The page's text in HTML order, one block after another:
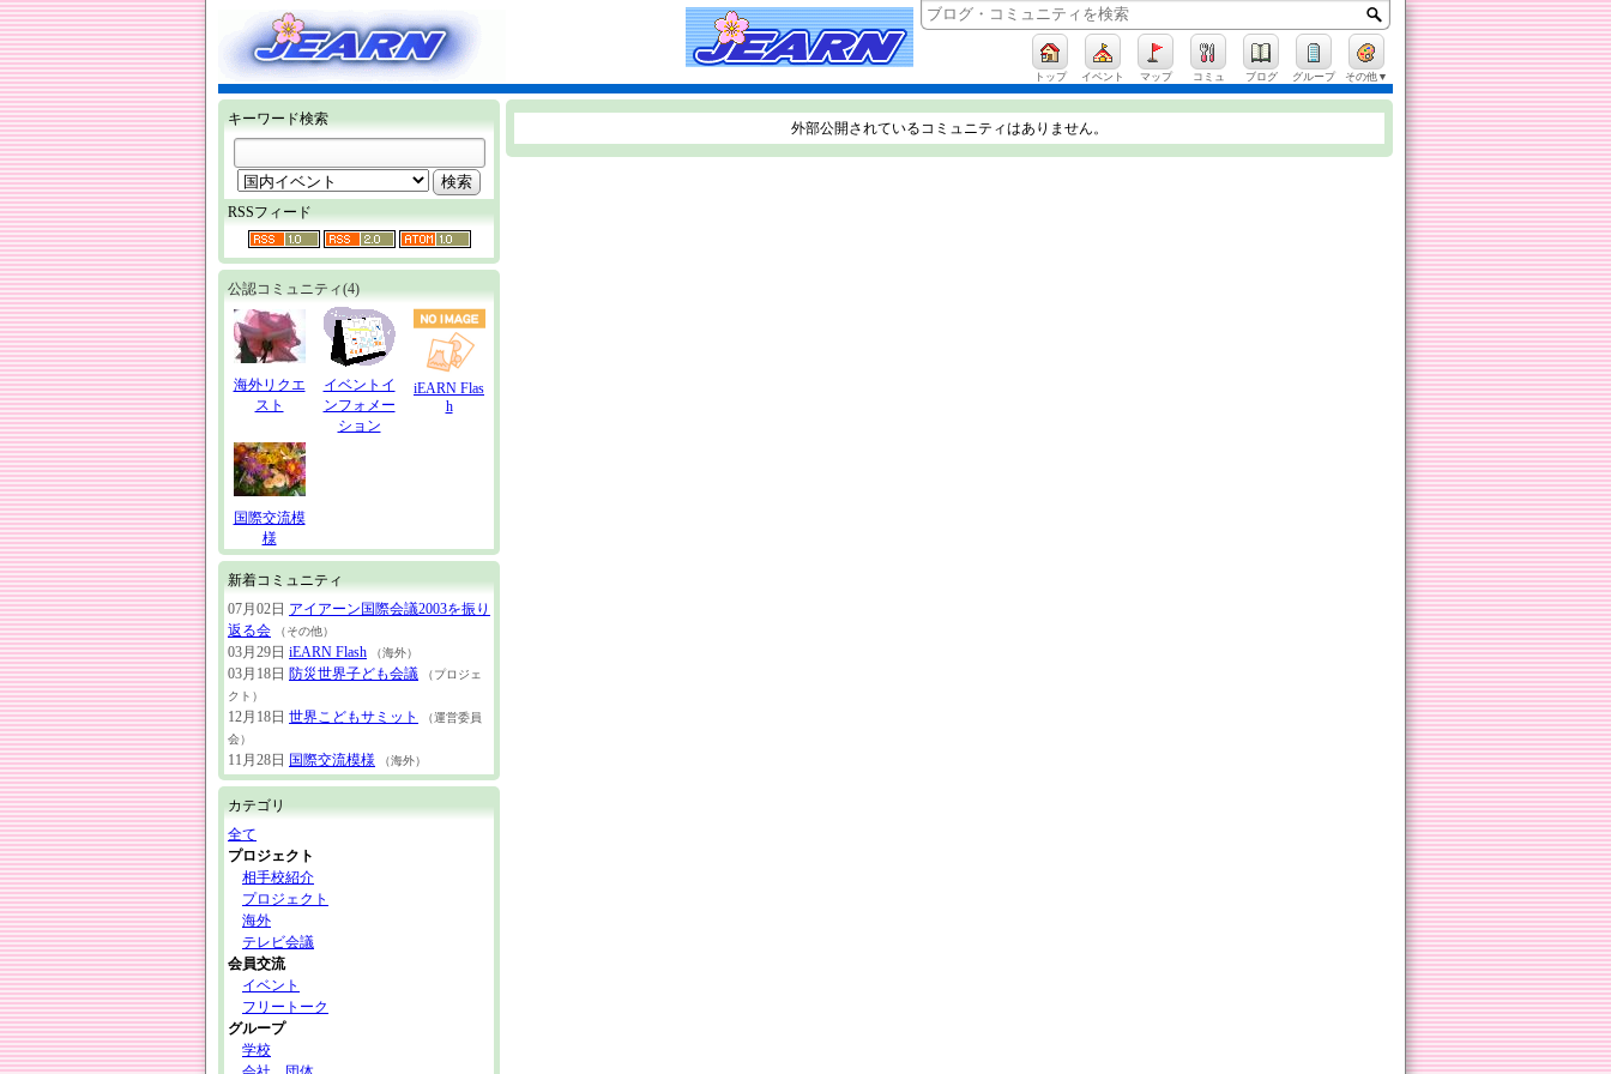
トップ イベント マップ コミュ ブログ グループ その他▼
キーワード検索
RSSフィード
公認コミュニティ(4)
海外リクエ
スト
イベントイ
ンフォメー
ション
iEARN Flas
h
国際交流模
様
新着コミュニティ
07月02日 アイアーン国際会議2003を振り
返る会
（その他）
03月29日 iEARN Flash （海外）
03月18日 防災世界子ども会議
（プロジェ
クト）
12月18日 世界こどもサミット
（運営委員
会）
11月28日 国際交流模様 （海外）
カテゴリ
全て
プロジェクト
相手校紹介
プロジェクト
海外
テレビ会議
会員交流
イベント
フリートーク
グループ
学校
外部公開されているコミュニティはありません。